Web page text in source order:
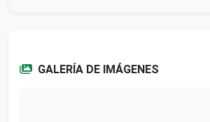
GALERÍA DE IMÁGENES